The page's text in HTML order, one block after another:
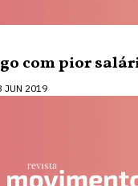
com pior
JUN 2019